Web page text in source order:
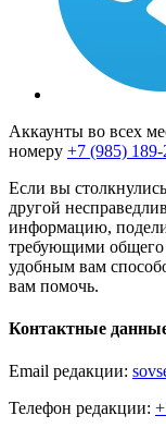
Аккаунты во всех
номеру +7 (985)
Если вы
другой
информацию,
требующими
удобным вам
вам помочь.
Контактные
Email редакции:
Телефон редакции: